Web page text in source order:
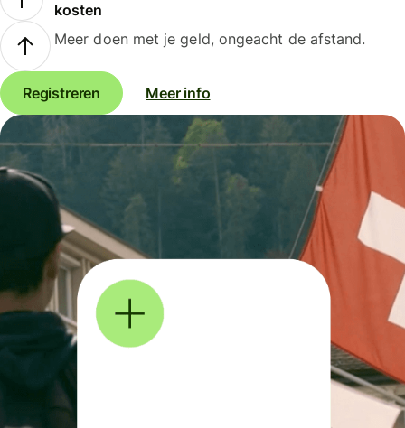
kosten
Meer doen met je geld, ongeacht de afstand.
Registreren Meer info